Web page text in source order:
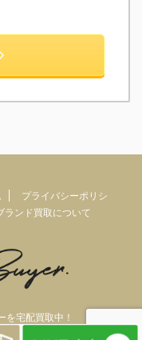
プライバシーポリシ
ランド買取について
を宅配買取中！